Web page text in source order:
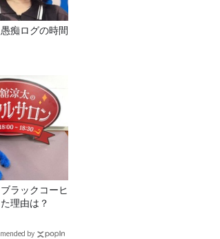
痴ログの時間
ラックコーヒ
理由は？
by